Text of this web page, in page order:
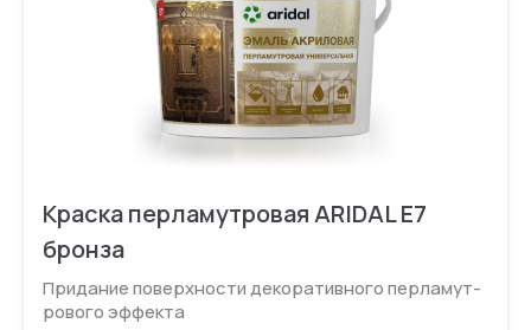
Краска перламутровая ARIDAL E7
бронза
Придание поверхности декоративного перламут­
рового эффекта